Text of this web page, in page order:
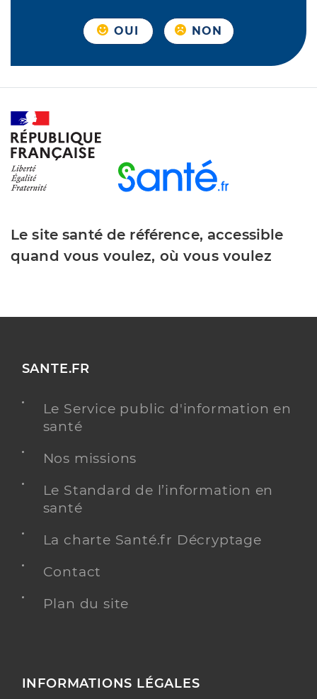
OUI NON
Le site santé de référence, accessible
quand vous voulez, où vous voulez
SANTE.FR
Le Service public d'information en
santé
Nos missions
Le Standard de l’information en
santé
La charte Santé.fr Décryptage
Contact
Plan du site
INFORMATIONS LÉGALES